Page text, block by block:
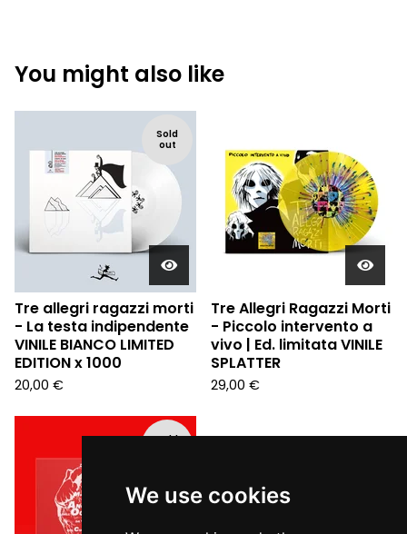
We use cookies
You might also like
Sold
out
Tre allegri ragazzi morti
- La testa indipendente
VINILE BIANCO LIMITED
EDITION x 1000
20,00 €
Tre Allegri Ragazzi Morti
- Piccolo intervento a
vivo | Ed. limitata VINILE
SPLATTER
29,00 €
Sold